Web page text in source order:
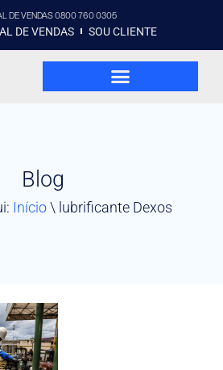
DE VENDAS 0800 760 0305
DE VENDAS SOU CLIENTE
Blog
Início\ lubrificante Dexos